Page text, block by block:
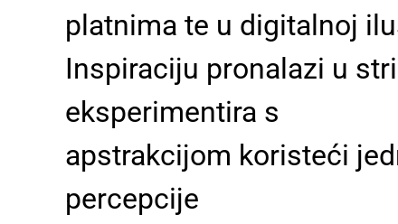
platnima te u digitalnoj
Inspiraciju pronalazi u
eksperimentira s
apstrakcijom koristeći
percepcije